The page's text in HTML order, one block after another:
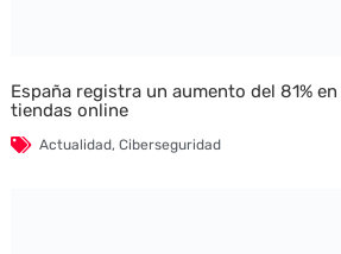
España registra un aumento del 81%
tiendas online
Actualidad, Ciberseguridad